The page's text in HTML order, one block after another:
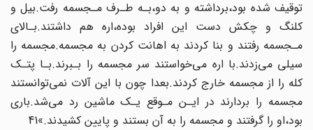
توقیف شده بود،برداشته و به دو،بـه طـرف مـجسمه ‌‌رفت‌.بیل و
کلنگ و چکش دست این افراد بوده،اره هم داشتند.بـالای
مـجسمه رفتند‌ و بنا‌ کردند‌ به اهانت‌ کردن به مجسمه.مجسمه را
سیلی می‌زدند.با اره می‌خواستند سر مجسمه را‌ بـبرند.بـا پتـک
کله‌ را از مجسمه خارج کردند.بعدا چون با این‌ آلات نمی‌توانستند
مجسمه را‌ بردارند‌ در ایـن مـوقع‌ یـک ماشین رد می‌شد.باری
بود،او را گرفتند و مجسمه را به آن بستند و پایین کشیدند.»41